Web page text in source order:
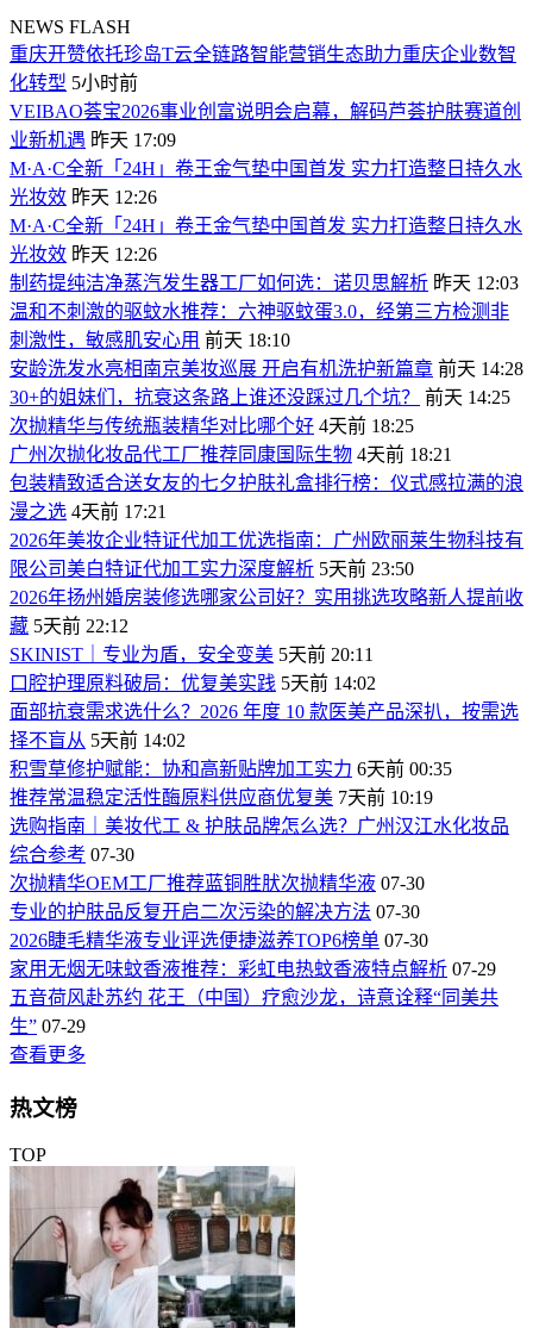
NEWS FLASH
重庆开赞依托珍岛T云全链路智能营销生态助力重庆企业数智
化转型 5小时前
VEIBAO荟宝2026事业创富说明会启幕，解码芦荟护肤赛道创
业新机遇 昨天 17:09
M·A·C全新「24H」卷王金气垫中国首发 实力打造整日持久水
光妆效 昨天 12:26
M·A·C全新「24H」卷王金气垫中国首发 实力打造整日持久水
光妆效 昨天 12:26
制药提纯洁净蒸汽发生器工厂如何选：诺贝思解析 昨天 12:03
温和不刺激的驱蚊水推荐：六神驱蚊蛋3.0，经第三方检测非
刺激性，敏感肌安心用 前天 18:10
安龄洗发水亮相南京美妆巡展 开启有机洗护新篇章 前天 14:28
30+的姐妹们，抗衰这条路上谁还没踩过几个坑？
前天 14:25
次抛精华与传统瓶装精华对比哪个好 4天前 18:25
广州次抛化妆品代工厂推荐同康国际生物 4天前 18:21
包装精致适合送女友的七夕护肤礼盒排行榜：仪式感拉满的浪
漫之选 4天前 17:21
2026年美妆企业特证代加工优选指南：广州欧丽莱生物科技有
限公司美白特证代加工实力深度解析 5天前 23:50
2026年扬州婚房装修选哪家公司好？实用挑选攻略新人提前收
藏 5天前 22:12
SKINIST｜专业为盾，安全变美 5天前 20:11
口腔护理原料破局：优复美实践 5天前 14:02
面部抗衰需求选什么？2026 年度 10 款医美产品深扒，按需选
择不盲从 5天前 14:02
积雪草修护赋能：协和高新贴牌加工实力 6天前 00:35
推荐常温稳定活性酶原料供应商优复美 7天前 10:19
选购指南｜美妆代工 & 护肤品牌怎么选？广州汉江水化妆品
综合参考 07-30
次抛精华OEM工厂推荐蓝铜胜肰次抛精华液 07-30
专业的护肤品反复开启二次污染的解决方法 07-30
2026睫毛精华液专业评选便捷滋养TOP6榜单 07-30
家用无烟无味蚊香液推荐：彩虹电热蚊香液特点解析 07-29
五音荷风赴苏约 花王（中国）疗愈沙龙，诗意诠释“同美共
生” 07-29
查看更多
热文榜
TOP